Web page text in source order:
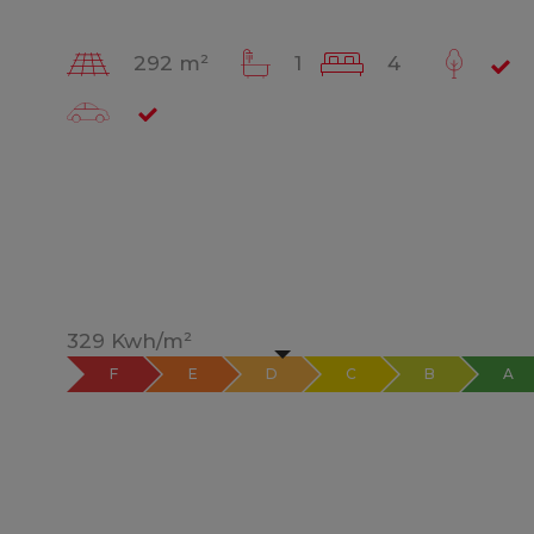
292 m² 1 4
329 Kwh/m²
F E D C B A